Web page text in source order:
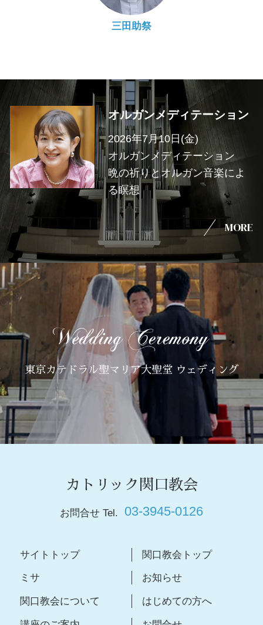
三田助祭
オルガンメディテーション
2026年7月10日(金)
オルガンメディテーション
晩の祈りとオルガン音楽によ
る瞑想
MORE
東京カテドラル聖マリア大聖堂 ウェディング
カトリック関口教会
お問合せ Tel. 03-3945-0126
サイトトップ 関口教会トップ
ミサ お知らせ
関口教会について はじめての方へ